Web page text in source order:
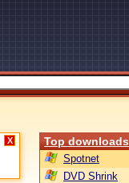
X Top downloads
Spotnet
DVD Shrink